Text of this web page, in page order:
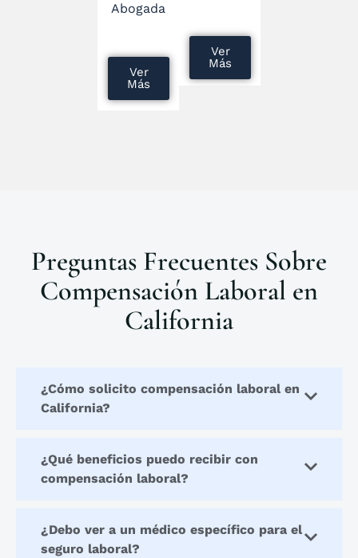
Abogada
Ver
Más
Ver
Más
Preguntas Frecuentes Sobre
Compensación Laboral en
California
¿Cómo solicito compensación laboral en
California?
¿Qué beneficios puedo recibir con
compensación laboral?
¿Debo ver a un médico específico para el
seguro laboral?